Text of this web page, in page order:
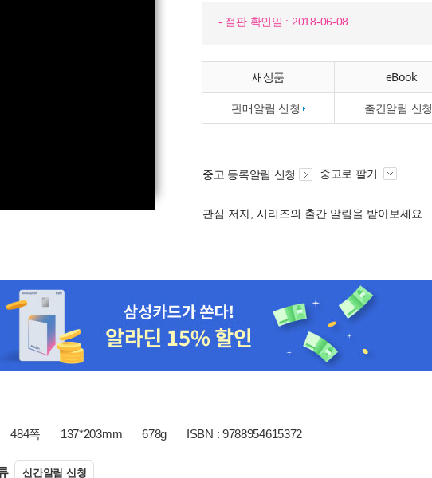
- 절판 확인일 : 2018-06-08
새상품 eBook
판매알림 신청 출간알림 신청
중고 등록알림 신청 중고로 팔기
관심 저자, 시리즈의 출간 알림을 받아보세요
484쪽 137*203mm 678g ISBN : 9788954615372
신간알림 신청